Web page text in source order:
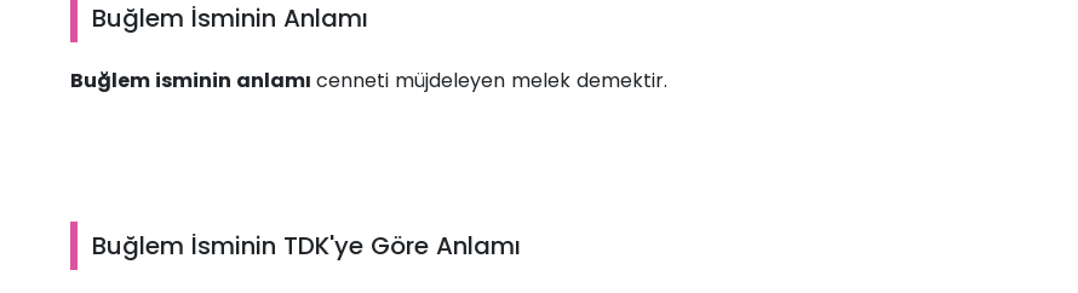
Buğlem İsminin Anlamı
Buğlem isminin anlamı cenneti müjdeleyen melek demektir.
Buğlem İsminin TDK'ye Göre Anlamı